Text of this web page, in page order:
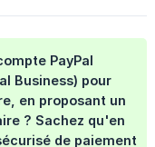
PayPal
Business) pour
en proposant un
? Sachez qu'en
de paiement